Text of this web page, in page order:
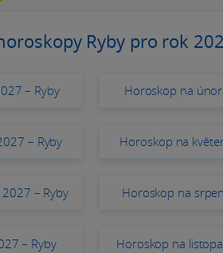
Ryby pro rok
– Ryby Horoskop na
– Ryby Horoskop na
– Ryby Horoskop na
– Ryby Horoskop na